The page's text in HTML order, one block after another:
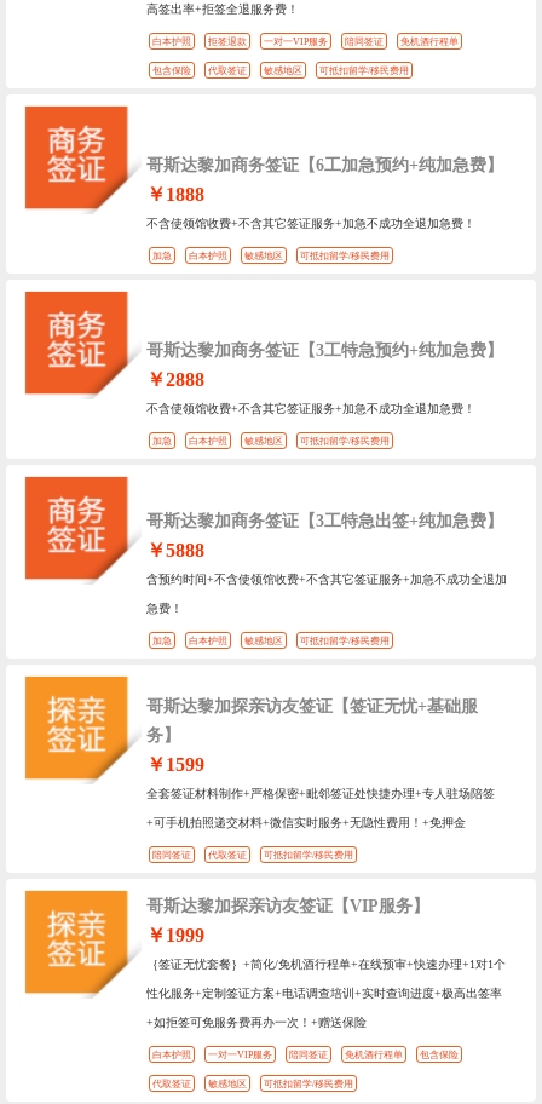
高签出率+拒签全退服务费！
白本护照 拒签退款 一对一VIP服务 陪同签证 免机酒行程单
包含保险 代取签证 敏感地区 可抵扣留学/移民费用
哥斯达黎加商务签证【6工加急预约+纯加急费】
￥1888
不含使领馆收费+不含其它签证服务+加急不成功全退加急费！
加急 白本护照 敏感地区 可抵扣留学/移民费用
哥斯达黎加商务签证【3工特急预约+纯加急费】
￥2888
不含使领馆收费+不含其它签证服务+加急不成功全退加急费！
加急 白本护照 敏感地区 可抵扣留学/移民费用
哥斯达黎加商务签证【3工特急出签+纯加急费】
￥5888
含预约时间+不含使领馆收费+不含其它签证服务+加急不成功全退加
急费！
加急 白本护照 敏感地区 可抵扣留学/移民费用
哥斯达黎加探亲访友签证【签证无忧+基础服
务】
￥1599
全套签证材料制作+严格保密+毗邻签证处快捷办理+专人驻场陪签
+可手机拍照递交材料+微信实时服务+无隐性费用！+免押金
陪同签证 代取签证 可抵扣留学/移民费用
哥斯达黎加探亲访友签证【VIP服务】
￥1999
｛签证无忧套餐｝+简化/免机酒行程单+在线预审+快速办理+1对1个
性化服务+定制签证方案+电话调查培训+实时查询进度+极高出签率
+如拒签可免服务费再办一次！+赠送保险
白本护照 一对一VIP服务 陪同签证 免机酒行程单 包含保险
代取签证 敏感地区 可抵扣留学/移民费用